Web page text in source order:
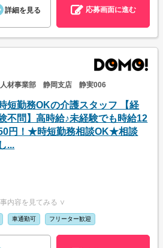
詳細を見る 応募画面に進む
材事業部 静岡支店 静実006
短勤務OKの介護スタッフ 【経
不問】高時給♪未経験でも時給12
円！★時短勤務相談OK★相談
し...
内容を見てみる ∨
車通勤可 フリーター歓迎